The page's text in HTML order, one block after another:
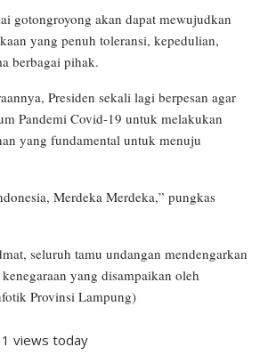
gotongroyong akan dapat mewujudkan
yang penuh toleransi, kepedulian,
berbagai pihak.
Presiden sekali lagi berpesan agar
Pandemi Covid-19 untuk melakukan
yang fundamental untuk menuju
Merdeka Merdeka,” pungkas
seluruh tamu undangan mendengarkan
yang disampaikan oleh
Provinsi Lampung)
1 views today